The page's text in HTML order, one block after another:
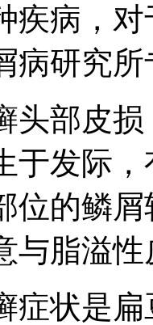
疾病，
病研究
部皮损
于发际
位的鳞
与脂溢
状是扁